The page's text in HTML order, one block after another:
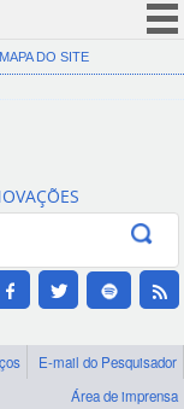
(COVID-19)
Canais
MAPA DO SITE
E-mail do Pesquisador
Área de imprensa